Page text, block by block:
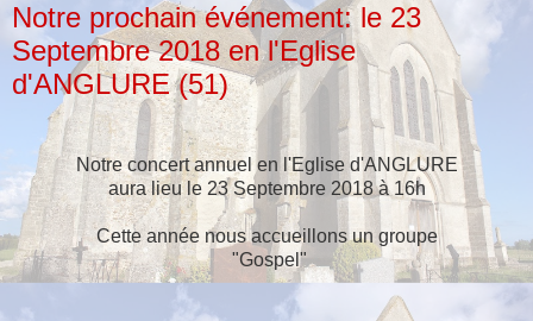
Notre prochain événement: le 23
Septembre 2018 en l'Eglise
d'ANGLURE (51)
Notre concert annuel en l'Eglise d'ANGLURE
aura lieu le 23 Septembre 2018 à 16h
Cette année nous accueillons un groupe
"Gospel"